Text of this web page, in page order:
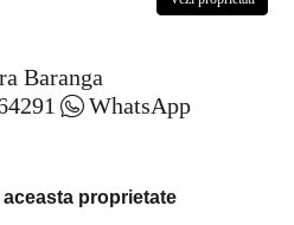
Baranga
WhatsApp
proprietate